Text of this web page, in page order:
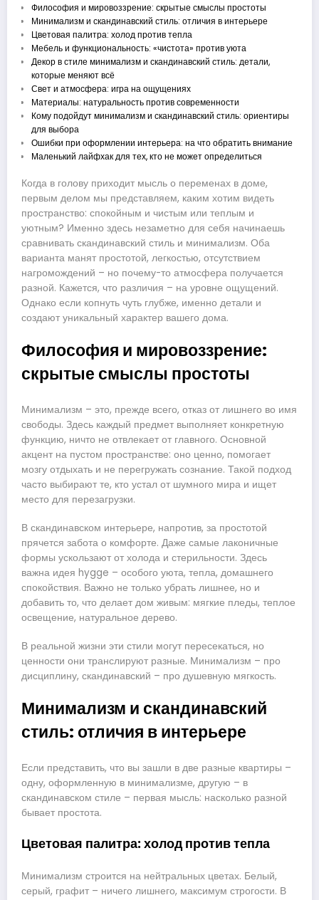
Философия и мировоззрение: скрытые смыслы простоты
Минимализм и скандинавский стиль: отличия в интерьере
Цветовая палитра: холод против тепла
Мебель и функциональность: «чистота» против уюта
Декор в стиле минимализм и скандинавский стиль: детали,
которые меняют всё
Свет и атмосфера: игра на ощущениях
Материалы: натуральность против современности
Кому подойдут минимализм и скандинавский стиль: ориентиры
для выбора
Ошибки при оформлении интерьера: на что обратить внимание
Маленький лайфхак для тех, кто не может определиться
Когда в голову приходит мысль о переменах в доме,
первым делом мы представляем, каким хотим видеть
пространство: спокойным и чистым или теплым и
уютным? Именно здесь незаметно для себя начинаешь
сравнивать скандинавский стиль и минимализм. Оба
варианта манят простотой, легкостью, отсутствием
нагромождений – но почему-то атмосфера получается
разной. Кажется, что различия – на уровне ощущений.
Однако если копнуть чуть глубже, именно детали и
создают уникальный характер вашего дома.
Философия и мировоззрение:
скрытые смыслы простоты
Минимализм – это, прежде всего, отказ от лишнего во имя
свободы. Здесь каждый предмет выполняет конкретную
функцию, ничто не отвлекает от главного. Основной
акцент на пустом пространстве: оно ценно, помогает
мозгу отдыхать и не перегружать сознание. Такой подход
часто выбирают те, кто устал от шумного мира и ищет
место для перезагрузки.
В скандинавском интерьере, напротив, за простотой
прячется забота о комфорте. Даже самые лаконичные
формы ускользают от холода и стерильности. Здесь
важна идея hygge – особого уюта, тепла, домашнего
спокойствия. Важно не только убрать лишнее, но и
добавить то, что делает дом живым: мягкие пледы, теплое
освещение, натуральное дерево.
В реальной жизни эти стили могут пересекаться, но
ценности они транслируют разные. Минимализм – про
дисциплину, скандинавский – про душевную мягкость.
Минимализм и скандинавский
стиль: отличия в интерьере
Если представить, что вы зашли в две разные квартиры –
одну, оформленную в минимализме, другую – в
скандинавском стиле – первая мысль: насколько разной
бывает простота.
Цветовая палитра: холод против тепла
Минимализм строится на нейтральных цветах. Белый,
серый, графит – ничего лишнего, максимум строгости. В